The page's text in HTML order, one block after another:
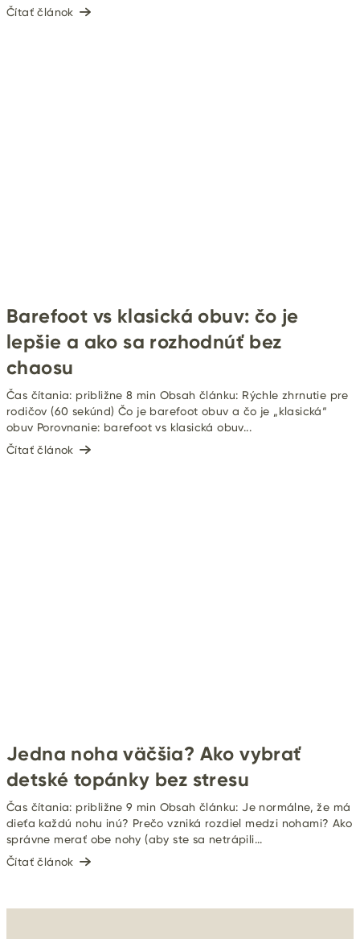
Čítať článok
Barefoot vs klasická obuv: čo je
lepšie a ako sa rozhodnúť bez
chaosu
Čas čítania: približne 8 min Obsah článku: Rýchle zhrnutie pre
rodičov (60 sekúnd) Čo je barefoot obuv a čo je „klasická“
obuv Porovnanie: barefoot vs klasická obuv...
Čítať článok
Jedna noha väčšia? Ako vybrať
detské topánky bez stresu
Čas čítania: približne 9 min Obsah článku: Je normálne, že má
dieťa každú nohu inú? Prečo vzniká rozdiel medzi nohami? Ako
správne merať obe nohy (aby ste sa netrápili...
Čítať článok